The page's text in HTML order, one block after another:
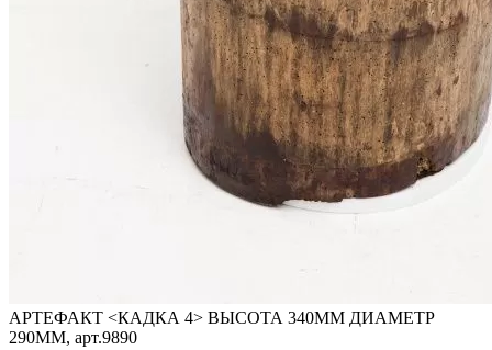
АРТЕФАКТ <КАДКА 4> ВЫСОТА 340ММ ДИАМЕТР
290ММ, арт.9890